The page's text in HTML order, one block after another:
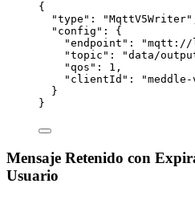
{
"type" : "MqttV5Writer"
"config" : {
"endpoint" : "mqtt://
"topic" : "data/
"qos" : 1 ,
"clientId" : "
}
}
Mensaje Retenido con
Usuario